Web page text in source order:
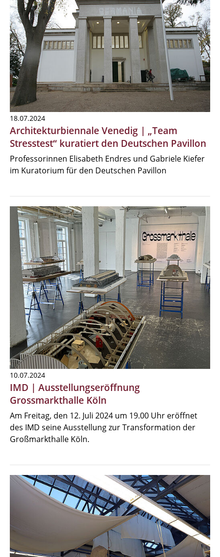
18.07.2024
Architekturbiennale Venedig | „Team
Stresstest“ kuratiert den Deutschen Pavillon
Professorinnen Elisabeth Endres und Gabriele Kiefer
im Kuratorium für den Deutschen Pavillon
10.07.2024
IMD | Ausstellungseröffnung
Grossmarkthalle Köln
Am Freitag, den 12. Juli 2024 um 19.00 Uhr eröffnet
des IMD seine Ausstellung zur Transformation der
Großmarkthalle Köln.